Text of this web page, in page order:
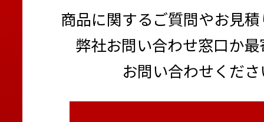
商品に関するご質問やお見
弊社お問い合わせ窓口か
お問い合わせくだ